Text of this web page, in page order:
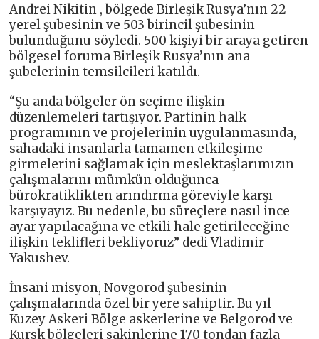
Andrei Nikitin , bölgede Birleşik Rusya’nın 22
yerel şubesinin ve 503 birincil şubesinin
bulunduğunu söyledi. 500 kişiyi bir araya getiren
bölgesel foruma Birleşik Rusya’nın ana
şubelerinin temsilcileri katıldı.
“Şu anda bölgeler ön seçime ilişkin
düzenlemeleri tartışıyor. Partinin halk
programının ve projelerinin uygulanmasında,
sahadaki insanlarla tamamen etkileşime
girmelerini sağlamak için meslektaşlarımızın
çalışmalarını mümkün olduğunca
bürokratiklikten arındırma göreviyle karşı
karşıyayız. Bu nedenle, bu süreçlere nasıl ince
ayar yapılacağına ve etkili hale getirileceğine
ilişkin teklifleri bekliyoruz” dedi Vladimir
Yakushev.
İnsani misyon, Novgorod şubesinin
çalışmalarında özel bir yere sahiptir. Bu yıl
Kuzey Askeri Bölge askerlerine ve Belgorod ve
Kursk bölgeleri sakinlerine 170 tondan fazla